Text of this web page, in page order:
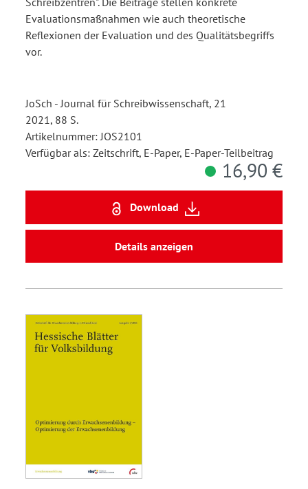
Evaluationsmaßnahmen wie auch theoretische
Reflexionen der Evaluation und des Qualitätsbegriffs
vor.
JoSch - Journal für Schreibwissenschaft, 21
2021, 88 S.
Artikelnummer: JOS2101
Verfügbar als: Zeitschrift, E-Paper, E-Paper-Teilbeitrag
16,90 €
Download
Details anzeigen